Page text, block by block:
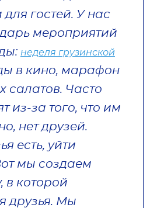
для гостей. У нас
мероприятий
неделя грузинской
в кино, марафон
салатов. Часто
из-за того, что им
нет друзей.
есть, уйти
мы создаем
в которой
друзья. Мы